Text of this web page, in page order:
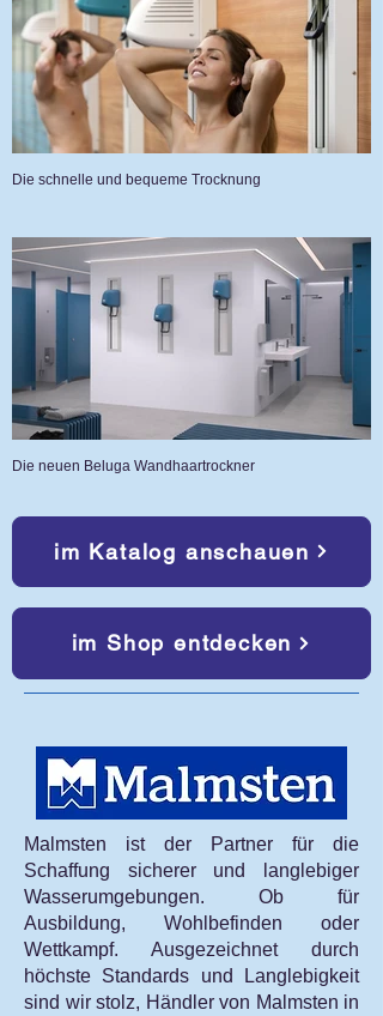
Die schnelle und bequeme Trocknung
Die neuen Beluga Wandhaartrockner
im Katalog anschauen
im Shop entdecken
Malmsten ist der Partner für die
Schaffung sicherer und langlebiger
Wasserumgebungen. Ob für
Ausbildung, Wohlbefinden oder
Wettkampf. Ausgezeichnet durch
höchste Standards und Langlebigkeit
sind wir stolz, Händler von Malmsten in